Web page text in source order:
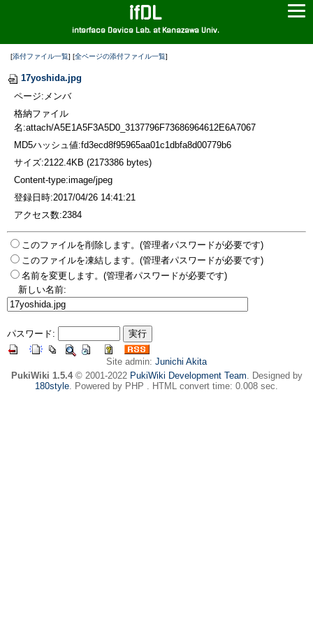
ifDL
interface Device Lab. at Kanazawa Univ.
[添付ファイル一覧] [全ページの添付ファイル一覧]
17yoshida.jpg
ページ:メンバ
格納ファイル
名:attach/A5E1A5F3A5D0_3137796F73686964612E6A7067
MD5ハッシュ値:fd3ecd8f95965aa01c1dbfa8d00779b6
サイズ:2122.4KB (2173386 bytes)
Content-type:image/jpeg
登録日時:2017/04/26 14:41:21
アクセス数:2384
このファイルを削除します。(管理者パスワードが必要です)
このファイルを凍結します。(管理者パスワードが必要です)
名前を変更します。(管理者パスワードが必要です)
新しい名前:
パスワード:
Site admin: Junichi Akita
PukiWiki 1.5.4© 2001-2022 PukiWiki Development Team. Designed by
180style. Powered by PHP . HTML convert time: 0.008 sec.